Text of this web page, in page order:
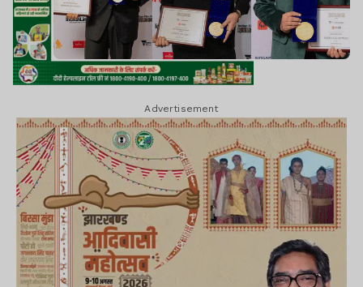
Advertisement